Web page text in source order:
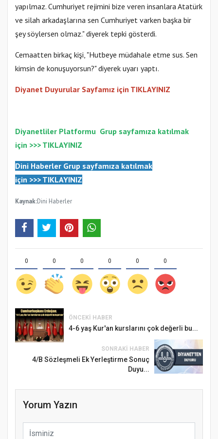
yapılmaz. Cumhuriyet rejimini bize veren insanlara Atatürk
ve silah arkadaşlarına sen Cumhuriyet varken başka bir
şey söylersen olmaz." diyerek tepki gösterdi.
Cemaatten birkaç kişi, "Hutbeye müdahale etme sus. Sen
kimsin de konuşuyorsun?" diyerek uyarı yaptı.
Diyanet Duyurular Sayfamız için TIKLAYINIZ
Diyanetliler Platformu Grup sayfamıza katılmak
için >>> TIKLAYINIZ
Dini Haberler Grup sayfamıza katılmak
için >>> TIKLAYINIZ
Kaynak:Dini Haberler
0 0 0 0 0 0
ÖNCEKI HABER
4-6 yaş Kur'an kurslarını çok değerli bu...
SONRAKI HABER
4/B Sözleşmeli Ek Yerleştirme Sonuç
Duyu...
Yorum Yazın
Etkinliği
Türkiye’de insanlar dinle bağlarını
koparıyor mu?
Samsun Atakum’da 15 Temmuz Programı